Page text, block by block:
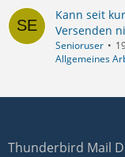
Kann seit
Versenden
Senioruser
Allgemeines
Thunderbird Mail